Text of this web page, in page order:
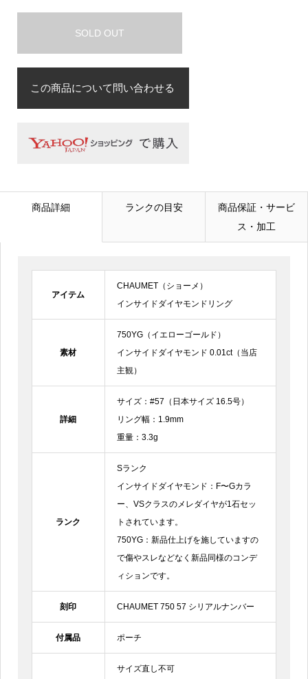
SOLD OUT
この商品について問い合わせる
お問合せ内容 必須
商品詳細 ランクの目安
商品保証・サービ
ス・加工
アイテム
CHAUMET（ショーメ）
インサイドダイヤモンドリング
素材
750YG（イエローゴールド）
インサイドダイヤモンド 0.01ct（当店
主観）
詳細
サイズ：#57（日本サイズ 16.5号）
リング幅：1.9mm
重量：3.3g
ランク
Sランク
インサイドダイヤモンド：F〜Gカラ
ー、VSクラスのメレダイヤが1石セッ
トされています。
750YG：新品仕上げを施していますの
で傷やスレなどなく新品同様のコンデ
ィションです。
刻印 CHAUMET 750 57 シリアルナンバー
付属品 ポーチ
サイズ直し不可